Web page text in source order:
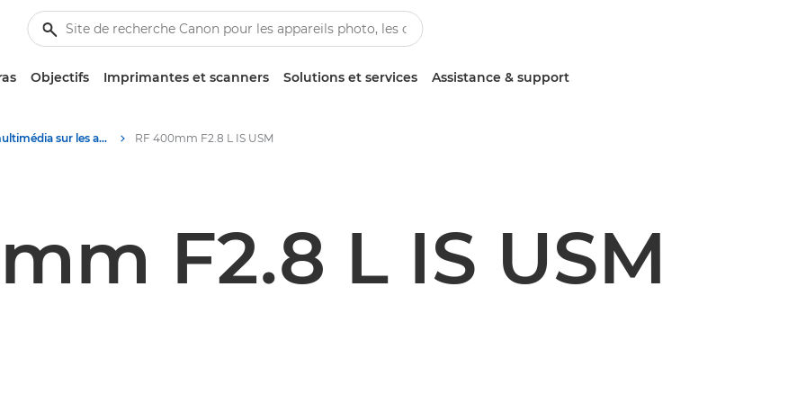
Objectifs Imprimantes et scanners Solutions et services Assistance & support
Contenu multimédia sur les appareils photo et leurs accessoires - Centre de presse Canon RF 400mm F2.8 L IS USM
F2.8 L IS USM